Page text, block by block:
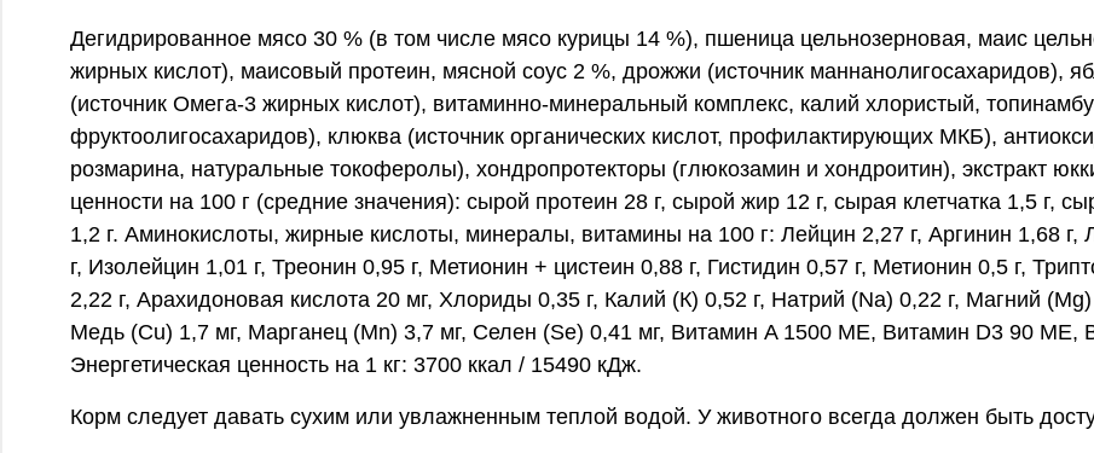
Дегидрированное мясо 30 % (в том числе мясо курицы 14 %), пшеница цельнозерновая, маис
жирных кислот), маисовый протеин, мясной соус 2 %, дрожжи (источник маннанолигосахаридов),
(источник Омега-3 жирных кислот), витаминно-минеральный комплекс, калий хлористый,
фруктоолигосахаридов), клюква (источник органических кислот, профилактирующих МКБ),
розмарина, натуральные токоферолы), хондропротекторы (глюкозамин и хондроитин), экстракт
ценности на 100 г (средние значения): сырой протеин 28 г, сырой жир 12 г, сырая клетчатка 1,5 г,
1,2 г. Аминокислоты, жирные кислоты, минералы, витамины на 100 г: Лейцин 2,27 г, Аргинин 1,68 г,
г, Изолейцин 1,01 г, Треонин 0,95 г, Метионин + цистеин 0,88 г, Гистидин 0,57 г, Метионин 0,5 г,
2,22 г, Арахидоновая кислота 20 мг, Хлориды 0,35 г, Калий (К) 0,52 г, Натрий (Na) 0,22 г, Магний
Медь (Cu) 1,7 мг, Марганец (Mn) 3,7 мг, Селен (Se) 0,41 мг, Витамин A 1500 МЕ, Витамин D3 90 МЕ,
Энергетическая ценность на 1 кг: 3700 ккал / 15490 кДж.
Корм следует давать сухим или увлажненным теплой водой. У животного всегда должен быть